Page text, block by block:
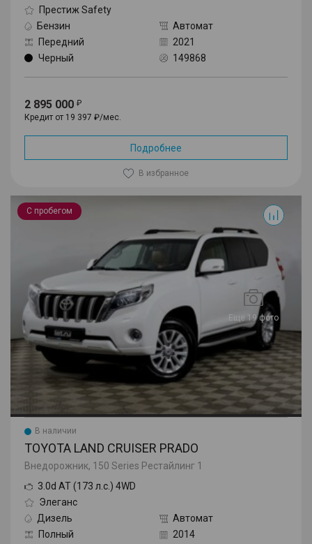
Престиж Safety
Бензин
Автомат
Передний
2021
Черный
149868
2 895 000
Кредит от 19 397 ₽/мес.
Подробнее
В избранное
С пробегом
Еще 19 фото
Land Cruiser Prado
В наличии
TOYOTA LAND CRUISER PRADO
Внедорожник, 150 Series Рестайлинг 1
3.0d AT (173 л.с.) 4WD
Элеганс
Дизель
Автомат
Полный
2014